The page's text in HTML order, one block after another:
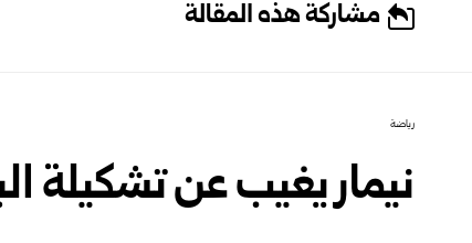
مشاركة هذه المقالة
رياضة
نيمار يغيب عن تشكيلة